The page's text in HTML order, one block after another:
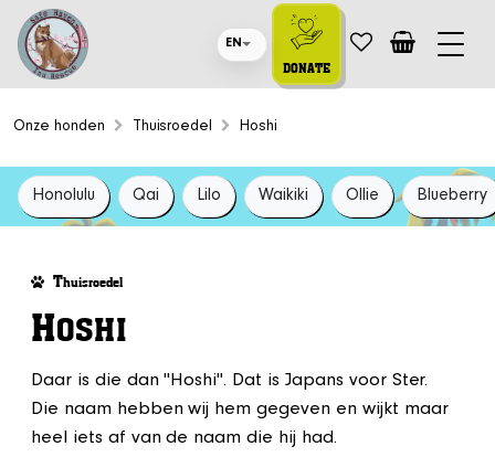
EN
DONATE
Onze honden Thuisroedel Hoshi
Honolulu Qai Lilo Waikiki Ollie Blueberry
Thuisroedel
HOSHI
Daar is die dan "Hoshi". Dat is Japans voor Ster.
Die naam hebben wij hem gegeven en wijkt maar
heel iets af van de naam die hij had.